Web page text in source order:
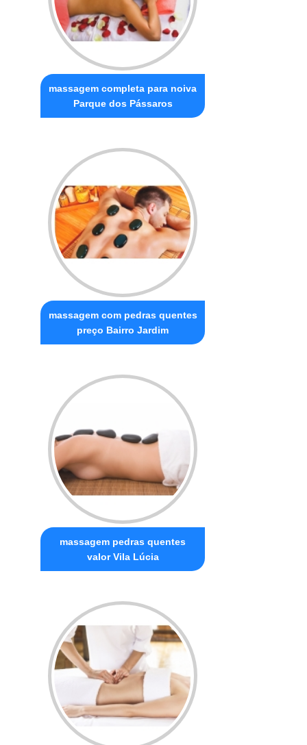
massagem completa para noiva
Parque dos Pássaros
massagem com pedras quentes
preço Bairro Jardim
massagem pedras quentes
valor Vila Lúcia